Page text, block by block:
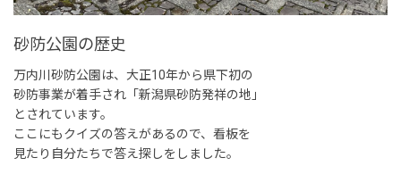
砂防公園の歴史
万内川砂防公園は、大正10年から県下初の
砂防事業が着手され「新潟県砂防発祥の地」
とされています。
ここにもクイズの答えがあるので、看板を
見たり自分たちで答え探しをしました。